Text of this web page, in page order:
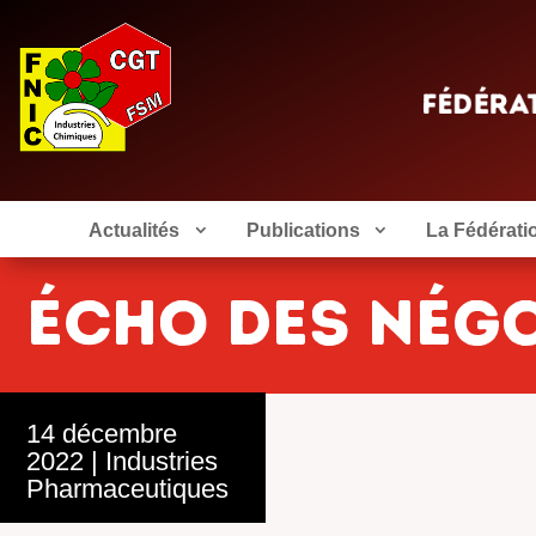
Actualités Publications La
ÉCHO DES
14 décembre
2022 | Industries
Pharmaceutiques